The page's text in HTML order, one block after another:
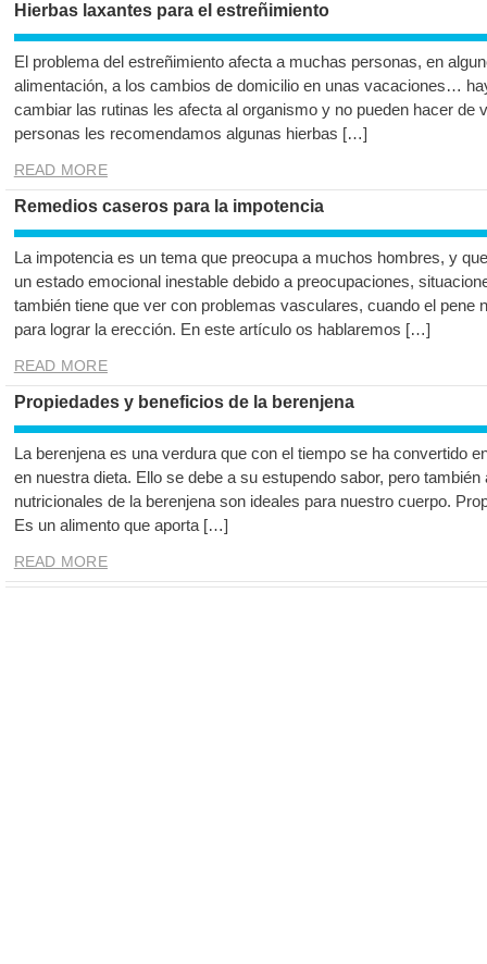
Hierbas laxantes para el estreñimiento
El problema del estreñimiento afecta a muchas personas, en
alimentación, a los cambios de domicilio en unas vacaciones…
cambiar las rutinas les afecta al organismo y no pueden hacer de
personas les recomendamos algunas hierbas […]
READ MORE
Remedios caseros para la impotencia
La impotencia es un tema que preocupa a muchos hombres, y
un estado emocional inestable debido a preocupaciones,
también tiene que ver con problemas vasculares, cuando el pene
para lograr la erección. En este artículo os hablaremos […]
READ MORE
Propiedades y beneficios de la berenjena
La berenjena es una verdura que con el tiempo se ha convertido
en nuestra dieta. Ello se debe a su estupendo sabor, pero
nutricionales de la berenjena son ideales para nuestro cuerpo.
Es un alimento que aporta […]
READ MORE